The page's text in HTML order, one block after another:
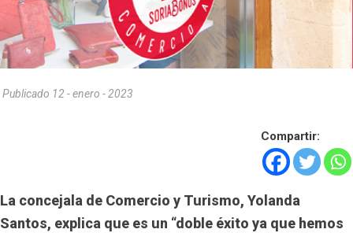
Publicado 12 - enero - 2023
Compartir:
La concejala de Comercio y Turismo, Yolanda
Santos, explica que es un “doble éxito ya que hemos